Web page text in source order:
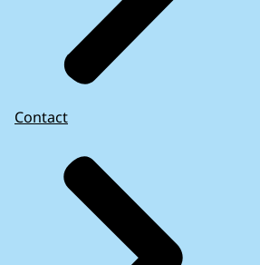
Contact